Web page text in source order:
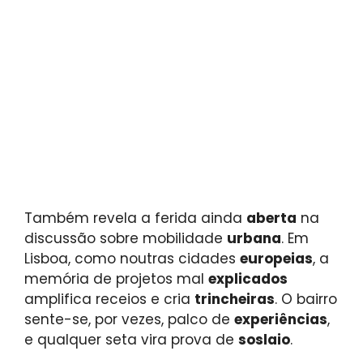
Também revela a ferida ainda aberta na
discussão sobre mobilidade urbana. Em
Lisboa, como noutras cidades europeias, a
memória de projetos mal explicados
amplifica receios e cria trincheiras. O bairro
sente-se, por vezes, palco de experiências,
e qualquer seta vira prova de soslaio.